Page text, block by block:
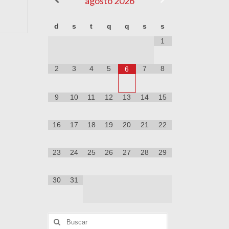
d s t q q s
s
1
2 3 4 5 6 7 8
9 10 11 12 13 14 15
16 17 18 19 20 21 22
23 24 25 26 27 28 29
30 31